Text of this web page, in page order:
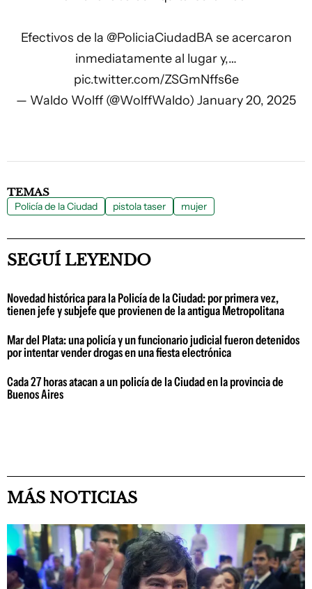
Efectivos de la @PoliciaCiudadBAse acercaron
inmediatamente al lugar y,…
pic.twitter.com/ZSGmNffs6e
— Waldo Wolff (@WolffWaldo) January 20, 2025
TEMAS
Policía de la Ciudad pistola taser mujer
SEGUÍ LEYENDO
Novedad histórica para la Policía de la Ciudad: por primera vez,
tienen jefe y subjefe que provienen de la antigua Metropolitana
Mar del Plata: una policía y un funcionario judicial fueron detenidos
por intentar vender drogas en una fiesta electrónica
Cada 27 horas atacan a un policía de la Ciudad en la provincia de
Buenos Aires
MÁS NOTICIAS